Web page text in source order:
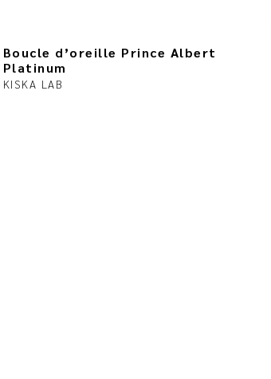
Boucle d’oreille Prince Albert
Platinum
KISKA LAB